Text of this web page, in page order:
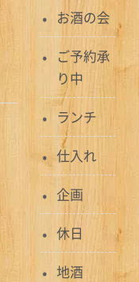
お酒の会
ご予約承
り中
ランチ
仕入れ
企画
休日
地酒